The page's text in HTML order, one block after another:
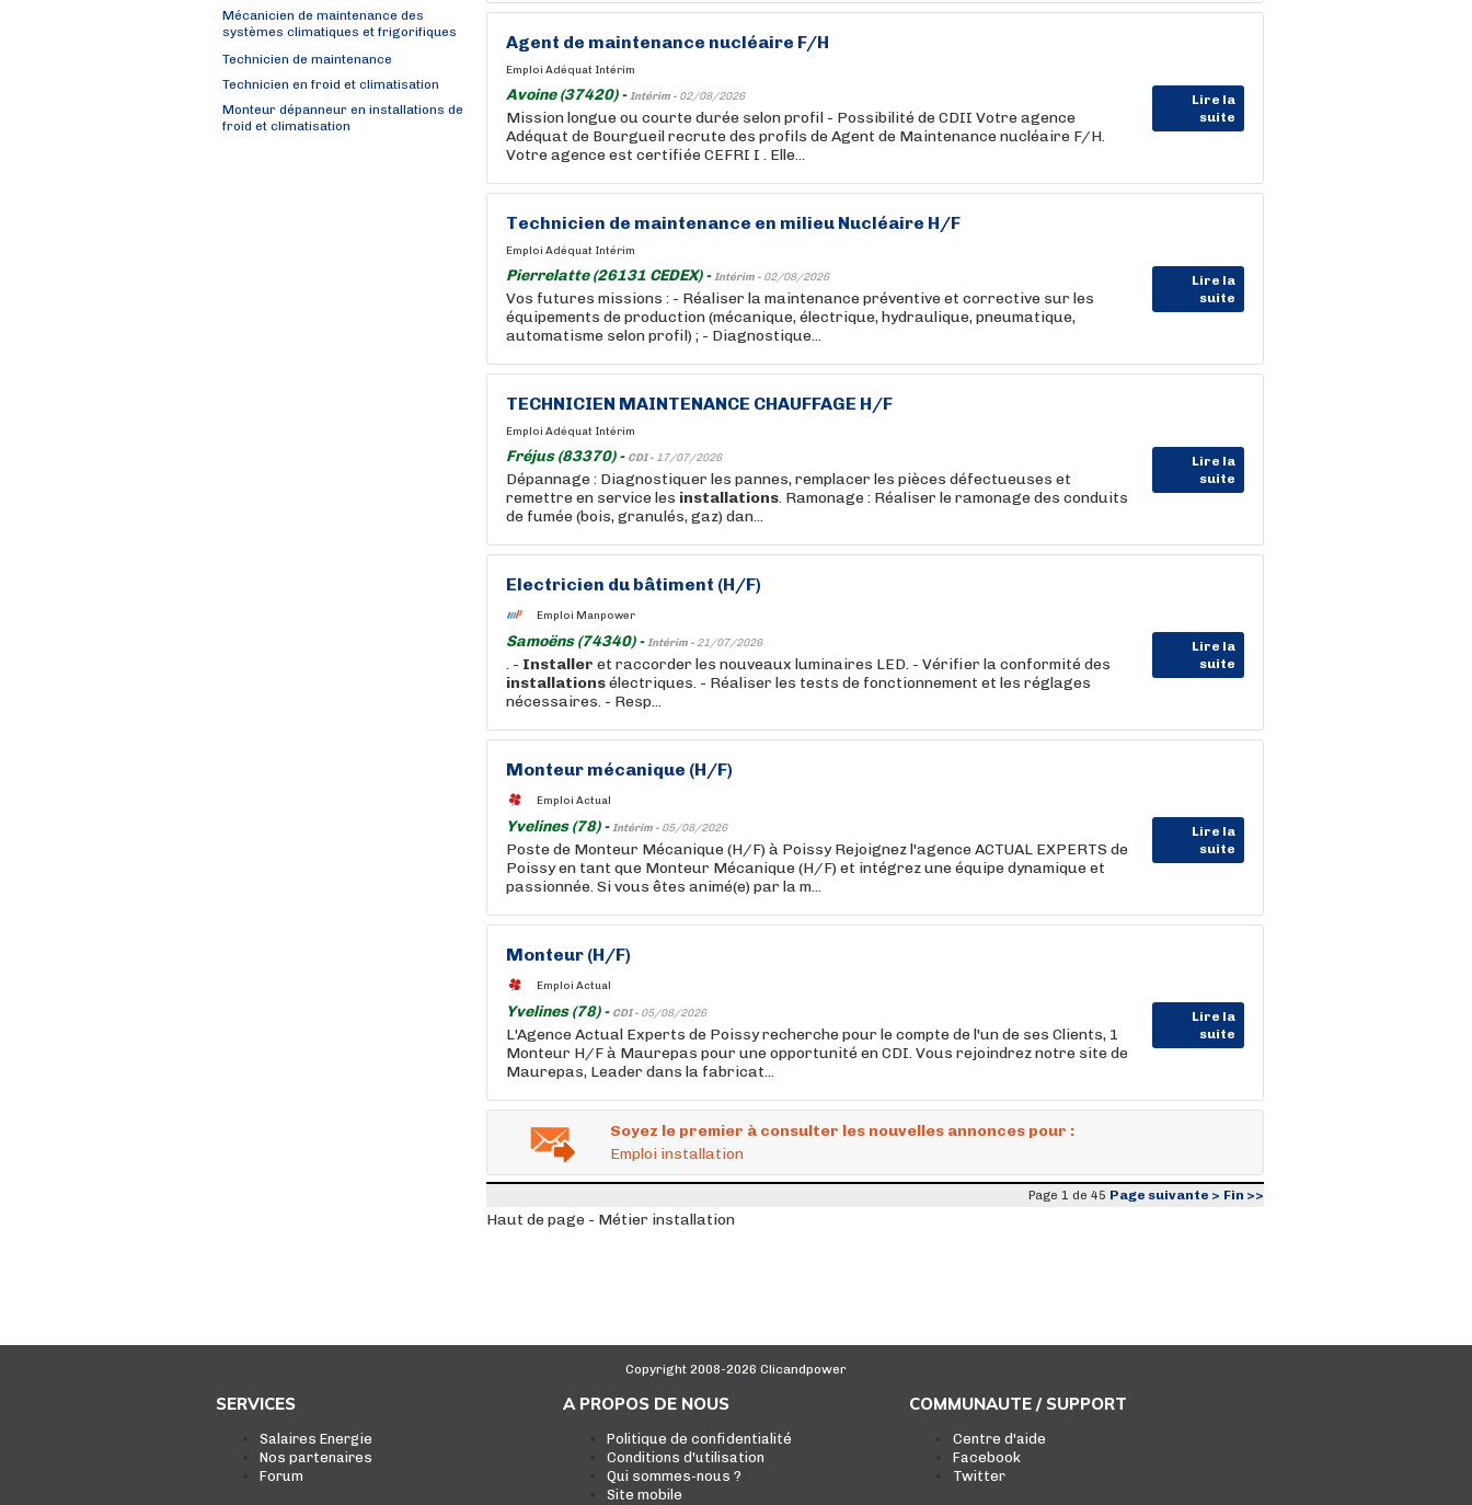
Mécanicien de maintenance des
systèmes climatiques et frigorifiques
Technicien de maintenance
Technicien en froid et climatisation
Monteur dépanneur en installations de
froid et climatisation
Agent de maintenance nucléaire F/H
Emploi Adéquat Intérim
Avoine (37420) -Intérim - 02/08/2026
Lire la
suite
Mission longue ou courte durée selon profil - Possibilité de CDII Votre agence
Adéquat de Bourgueil recrute des profils de Agent de Maintenance nucléaire F/H.
Votre agence est certifiée CEFRI I . Elle...
Technicien de maintenance en milieu Nucléaire H/F
Emploi Adéquat Intérim
Pierrelatte (26131 CEDEX) -Intérim - 02/08/2026
Lire la
suite
Vos futures missions : - Réaliser la maintenance préventive et corrective sur les
équipements de production (mécanique, électrique, hydraulique, pneumatique,
automatisme selon profil) ; - Diagnostique...
TECHNICIEN MAINTENANCE CHAUFFAGE H/F
Emploi Adéquat Intérim
Fréjus (83370) - CDI - 17/07/2026
Lire la
suite
Dépannage : Diagnostiquer les pannes, remplacer les pièces défectueuses et
remettre en service les installations. Ramonage : Réaliser le ramonage des conduits
de fumée (bois, granulés, gaz) dan...
Electricien du bâtiment (H/F)
Emploi Manpower
Samoëns (74340) -Intérim - 21/07/2026
Lire la
suite
. - Installer et raccorder les nouveaux luminaires LED. - Vérifier la conformité des
installationsélectriques. - Réaliser les tests de fonctionnement et les réglages
nécessaires. - Resp...
Monteur mécanique (H/F)
Emploi Actual
Yvelines (78) -Intérim - 05/08/2026
Lire la
suite
Poste de Monteur Mécanique (H/F) à Poissy Rejoignez l'agence ACTUAL EXPERTS de
Poissy en tant que Monteur Mécanique (H/F) et intégrez une équipe dynamique et
passionnée. Si vous êtes animé(e) par la m...
Monteur (H/F)
Emploi Actual
Yvelines (78) - CDI - 05/08/2026
Lire la
suite
L'Agence Actual Experts de Poissy recherche pour le compte de l'un de ses Clients, 1
Monteur H/F à Maurepas pour une opportunité en CDI. Vous rejoindrez notre site de
Maurepas, Leader dans la fabricat...
Soyez le premier à consulter les nouvelles annonces pour :
Emploi installation
Page 1 de 45 Page suivante > Fin >>
Haut de page - Métier installation
Copyright 2008-2026 Clicandpower
SERVICES
Salaires Energie
Nos partenaires
Forum
A PROPOS DE NOUS
Politique de confidentialité
Conditions d'utilisation
Qui sommes-nous ?
Site mobile
COMMUNAUTE / SUPPORT
Centre d'aide
Facebook
Twitter